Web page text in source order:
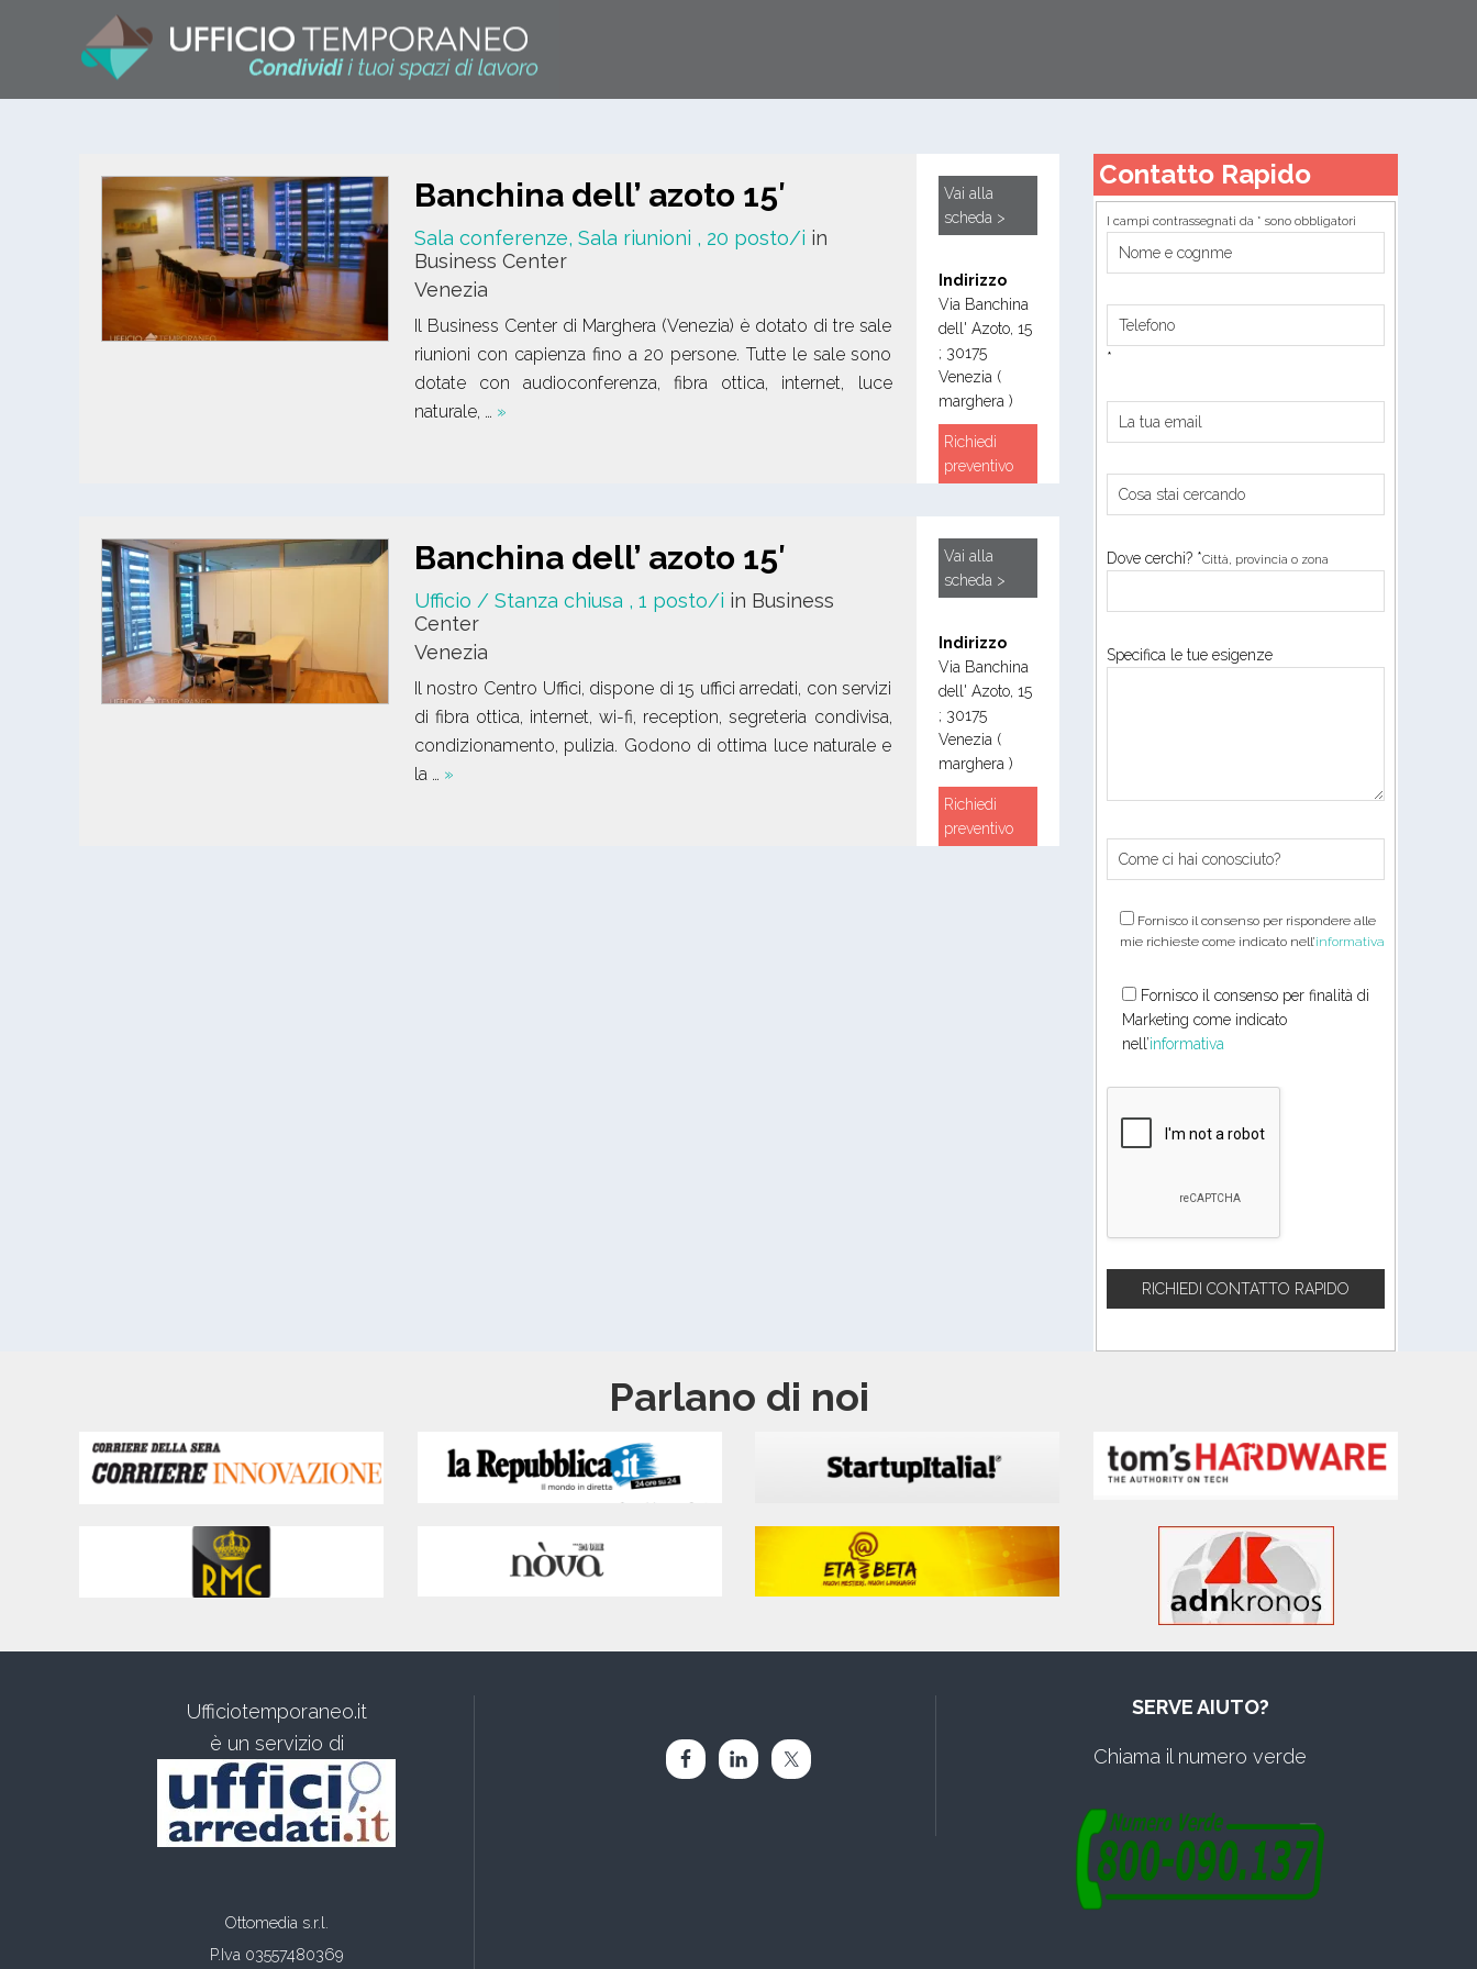
Banchina dell’ azoto 15′
Sala conferenze, Sala riunioni , 20 posto/i in
Business Center
Venezia
Il Business Center di Marghera (Venezia) è dotato di tre sale
riunioni con capienza fino a 20 persone. Tutte le sale sono
dotate con audioconferenza, fibra ottica, internet, luce
naturale, … »
Vai alla
scheda >
Indirizzo
Via Banchina
dell' Azoto, 15
; 30175
Venezia (
marghera )
Richiedi
preventivo
Banchina dell’ azoto 15′
Ufficio / Stanza chiusa , 1 posto/i in Business
Center
Venezia
Il nostro Centro Uffici, dispone di 15 uffici arredati, con servizi
di fibra ottica, internet, wi-fi, reception, segreteria condivisa,
condizionamento, pulizia. Godono di ottima luce naturale e
la … »
Vai alla
scheda >
Indirizzo
Via Banchina
dell' Azoto, 15
; 30175
Venezia (
marghera )
Richiedi
preventivo
Contatto Rapido
I campi contrassegnati da * sono obbligatori
*
Dove cerchi? *Città, provincia o zona
Specifica le tue esigenze
Fornisco il consenso per rispondere alle
mie richieste come indicato nell’informativa
Fornisco il consenso per finalità di
Marketing come indicato
nell’informativa
Parlano di noi
Ufficiotemporaneo.it
è un servizio di
Ottomedia s.r.l.
P.Iva 03557480369
SERVE AIUTO?
Chiama il numero verde